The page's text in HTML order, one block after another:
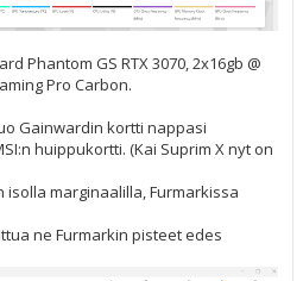
Phantom GS RTX 3070, 2x16gb @
Pro Carbon.
Gainwardin kortti nappasi
huippukortti. (Kai Suprim X nyt on
marginaalilla, Furmarkissa
ne Furmarkin pisteet edes